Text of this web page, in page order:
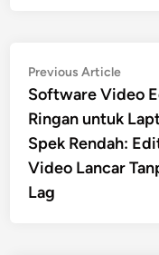
Post
navigation
Previous Article
Software Video
Ringan untuk
Spek Rendah:
Video Lancar
Lag